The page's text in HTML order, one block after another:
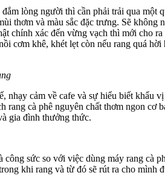
lòng người thì cần phải trải qua một
và màu sắc đặc trưng. Sẽ không
chính xác đến vừng vạch thì mới cho
cơm khê, khét lẹt còn nếu rang quá
cảm về cafe và sự hiểu biết khẩu
cà phê nguyên chất thơm ngon cơ
gia đình thưởng thức.
sức so với việc dùng máy rang cà
khi rang và từ đó sẽ rút ra cho